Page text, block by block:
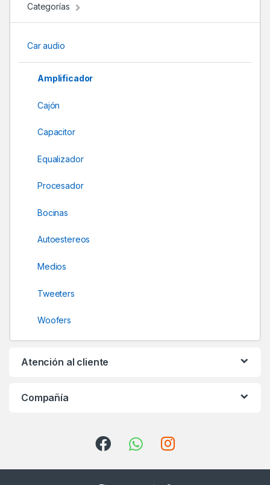
Categorías
Car audio
Amplificador
Cajón
Capacitor
Equalizador
Procesador
Bocinas
Autoestereos
Medios
Tweeters
Woofers
Atención al cliente
Compañía